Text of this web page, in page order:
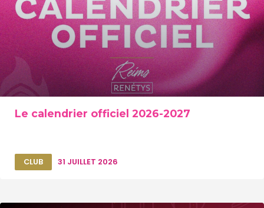
Le calendrier officiel 2026-2027
CLUB 31 JUILLET 2026